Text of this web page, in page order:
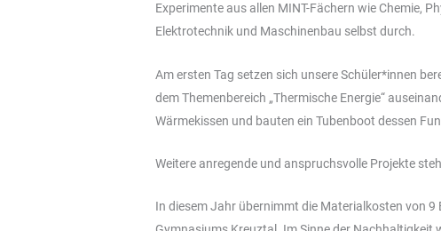
Experimente aus allen MINT-Fächern wie Chemie,
Elektrotechnik und Maschinenbau selbst durch.
Am ersten Tag setzen sich unsere Schüler*innen
dem Themenbereich „Thermische Energie“
Wärmekissen und bauten ein Tubenboot dessen
Weitere anregende und anspruchsvolle Projekte
In diesem Jahr übernimmt die Materialkosten von